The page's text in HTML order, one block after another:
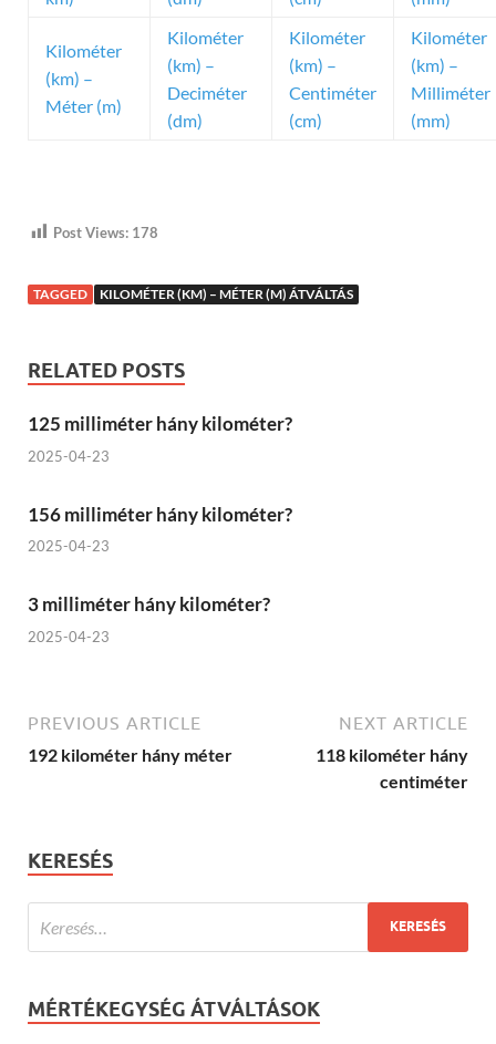
Kilométer
(km) –
Méter (m)
Kilométer
(km) –
Deciméter
(dm)
Kilométer
(km) –
Centiméter
(cm)
Kilométer
(km) –
Milliméter
(mm)
Post Views: 178
TAGGED KILOMÉTER (KM) – MÉTER (M) ÁTVÁLTÁS
RELATED POSTS
125 milliméter hány kilométer?
2025-04-23
156 milliméter hány kilométer?
2025-04-23
3 milliméter hány kilométer?
2025-04-23
PREVIOUS ARTICLE
192 kilométer hány méter
NEXT ARTICLE
118 kilométer hány
centiméter
KERESÉS
MÉRTÉKEGYSÉG ÁTVÁLTÁSOK